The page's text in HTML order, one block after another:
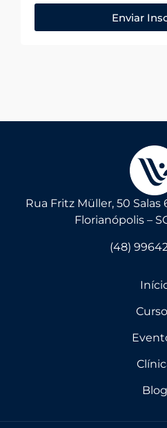
Enviar
Rua Fritz Müller, 50 Salas
Florianópolis –
(48)
Blog